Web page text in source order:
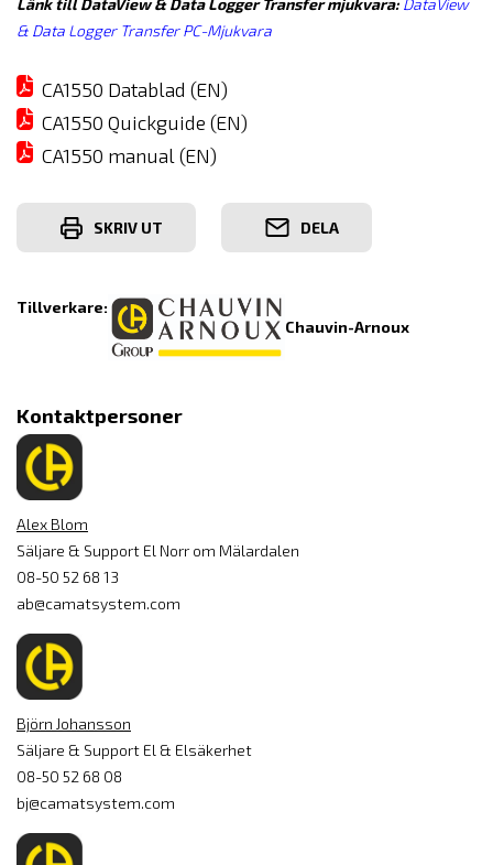
Länk till DataView & Data Logger Transfer mjukvara: DataView
& Data Logger Transfer PC-Mjukvara
CA1550 Datablad (EN)
CA1550 Quickguide (EN)
CA1550 manual (EN)
SKRIV UT DELA
Tillverkare:
Chauvin-Arnoux
Kontaktpersoner
Alex Blom
Säljare & Support El Norr om Mälardalen
08-50 52 68 13
ab@camatsystem.com
Björn Johansson
Säljare & Support El & Elsäkerhet
08-50 52 68 08
bj@camatsystem.com